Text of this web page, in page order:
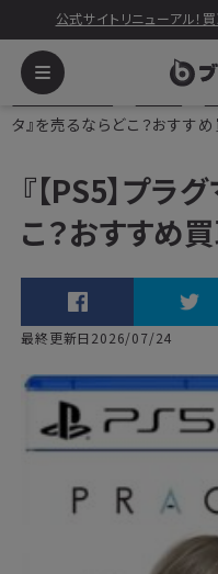
公式サイトリニューアル！
ブックサプライ
タ』を売るならどこ？おすす
『【PS5】プラ
こ？おすすめ
最終更新日2026/07/24